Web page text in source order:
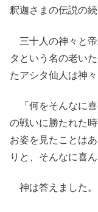
釈迦さまの伝説の
三十人の神々と帝
タという名の老い
たアシタ仙人は神
「何をそんなに喜
の戦いに勝たれた
お姿を見たことは
りと、そんなに喜
神は答えました。